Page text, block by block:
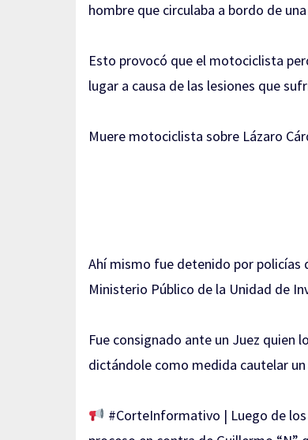
hombre que circulaba a bordo de
Esto provocó que el motociclista
lugar a causa de las lesiones que
Muere motociclista sobre Lázaro
Ahí mismo fue detenido por policías
Ministerio Público de la Unidad de
Fue consignado ante un Juez quien
dictándole como medida cautelar
#CorteInformativo | Luego de